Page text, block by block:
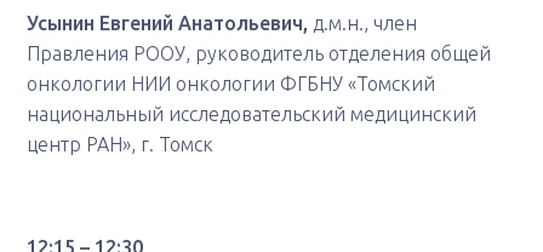
Усынин Евгений Анатольевич, д.м.н., член
Правления РООУ, руководитель отделения общей
онкологии НИИ онкологии ФГБНУ «Томский
национальный исследовательский медицинский
центр РАН», г. Томск
12:15– 12:30